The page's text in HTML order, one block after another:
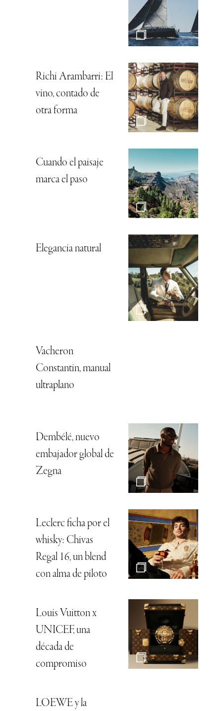
Richi Arambarri: El
vino, contado de
otra forma
Cuando el paisaje
marca el paso
Elegancia natural
Vacheron
Constantin, manual
ultraplano
Dembélé, nuevo
embajador global de
Zegna
Leclerc ficha por el
whisky: Chivas
Regal 16, un blend
con alma de piloto
Louis Vuitton x
UNICEF, una
década de
compromiso
LOEWE y la